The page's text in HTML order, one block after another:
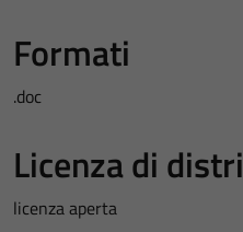
Formati
.doc
Licenza di
licenza aperta